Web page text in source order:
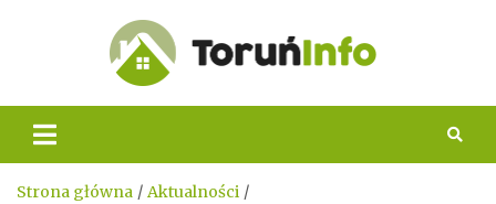
Info
Strona główna
Aktualności